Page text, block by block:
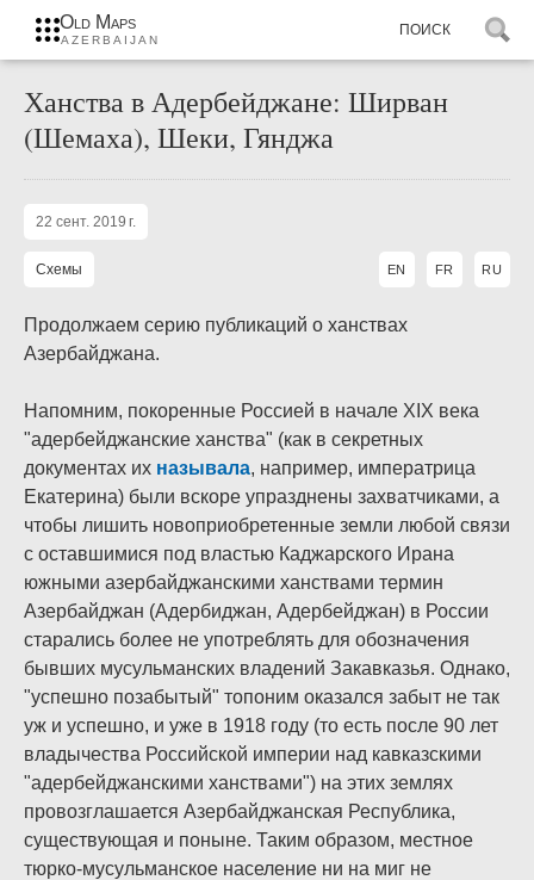
Old Maps
AZERBAIJAN
Ханства в Адербейджане: Ширван
(Шемаха), Шеки, Гянджа
22 сент. 2019 г.
Схемы EN FR RU
Продолжаем серию публикаций о ханствах
Азербайджана.
Напомним, покоренные Россией в начале XIX века
"адербейджанские ханства" (как в секретных
документах их называла, например, императрица
Екатерина) были вскоре упразднены захватчиками, а
чтобы лишить новоприобретенные земли любой связи
с оставшимися под властью Каджарского Ирана
южными азербайджанскими ханствами термин
Азербайджан (Адербиджан, Адербейджан) в России
старались более не употреблять для обозначения
бывших мусульманских владений Закавказья. Однако,
"успешно позабытый" топоним оказался забыт не так
уж и успешно, и уже в 1918 году (то есть после 90 лет
владычества Российской империи над кавказскими
"адербейджанскими ханствами") на этих землях
провозглашается Азербайджанская Республика,
существующая и поныне. Таким образом, местное
тюрко-мусульманское население ни на миг не